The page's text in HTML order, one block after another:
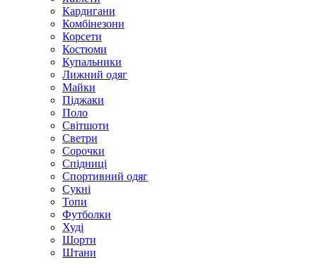
Кардигани
Комбінезони
Корсети
Костюми
Купальники
Лижний одяг
Майки
Піджаки
Поло
Світшоти
Светри
Сорочки
Спідниці
Спортивний одяг
Сукні
Топи
Футболки
Худі
Шорти
Штани